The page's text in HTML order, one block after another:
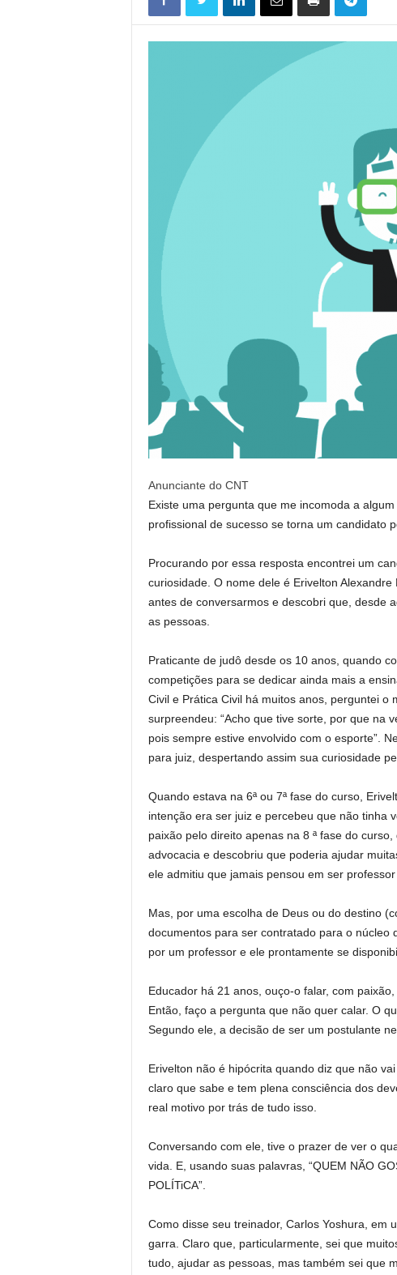
Anunciante do CNT
Existe uma pergunta que me incomoda a
profissional de sucesso se torna um candidato
Procurando por essa resposta encontrei um
curiosidade. O nome dele é Erivelton
antes de conversarmos e descobri que, desde
as pessoas.
Praticante de judô desde os 10 anos, quando
competições para se dedicar ainda mais a
Civil e Prática Civil há muitos anos, perguntei
surpreendeu: “Acho que tive sorte, por que na
pois sempre estive envolvido com o esporte”.
para juiz, despertando assim sua curiosidade
Quando estava na 6ª ou 7ª fase do curso,
intenção era ser juiz e percebeu que não tinha
paixão pelo direito apenas na 8 ª fase do
advocacia e descobriu que poderia ajudar
ele admitiu que jamais pensou em ser professor
Mas, por uma escolha de Deus ou do destino
documentos para ser contratado para o
por um professor e ele prontamente se
Educador há 21 anos, ouço-o falar, com
Então, faço a pergunta que não quer calar. O
Segundo ele, a decisão de ser um postulante
Erivelton não é hipócrita quando diz que não
claro que sabe e tem plena consciência dos
real motivo por trás de tudo isso.
Conversando com ele, tive o prazer de ver o
vida. E, usando suas palavras, “QUEM NÃO
POLÍTiCA”.
Como disse seu treinador, Carlos Yoshura, em
garra. Claro que, particularmente, sei que
tudo, ajudar as pessoas, mas também sei que